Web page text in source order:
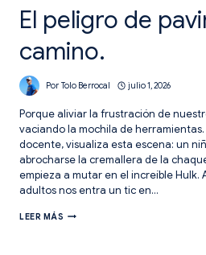
El peligro de
camino.
Por Tolo Berrocal julio 1, 2026
Porque aliviar la frustración de
vaciando la mochila de
docente, visualiza esta escena: un
abrocharse la cremallera de la
empieza a mutar en el increíble Hulk.
adultos nos entra un tic en…
LEER MÁS EL